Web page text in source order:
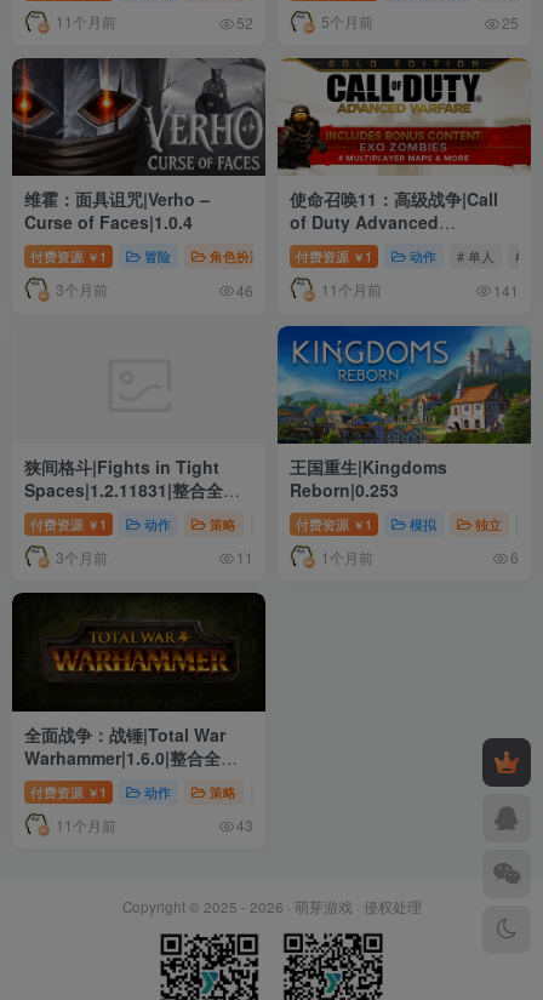
11个月前 52 5个月前 25
维霍：面具诅咒|Verho –
Curse of Faces|1.0.4
付费资源 ￥ 1 冒险 角色扮演 # 冒险 # 氛围 # 角色扮演
3个月前 46
使命召唤11：高级战争|Call
of Duty Advanced
Warfare|1.22.01
付费资源 ￥ 1 动作 # 单人 # 动
11个月前 141
狭间格斗|Fights in Tight
Spaces|1.2.11831|整合全
DLC
付费资源 ￥ 1 动作 策略 # 动作 # 独立
3个月前 11
王国重生|Kingdoms
Reborn|0.253
付费资源 ￥ 1 模拟 独立
1个月前 6
全面战争：战锤|Total War
Warhammer|1.6.0|整合全
DLC
付费资源 ￥ 1 动作 策略
11个月前 43
Copyright © 2025 - 2026 · 萌芽游戏 · 侵权处理